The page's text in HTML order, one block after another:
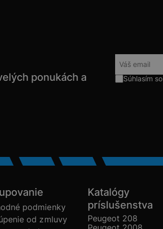
ponukách a
Súhlasím so
podmienky
od zmluvy
Katalógy
príslušenstva
Peugeot 208